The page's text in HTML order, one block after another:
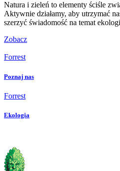
Natura i zieleń to elementy ściśle
Aktywnie działamy, aby utrzymać
szerzyć świadomość na temat
Zobacz
Forrest
Poznaj nas
Forrest
Ekologia